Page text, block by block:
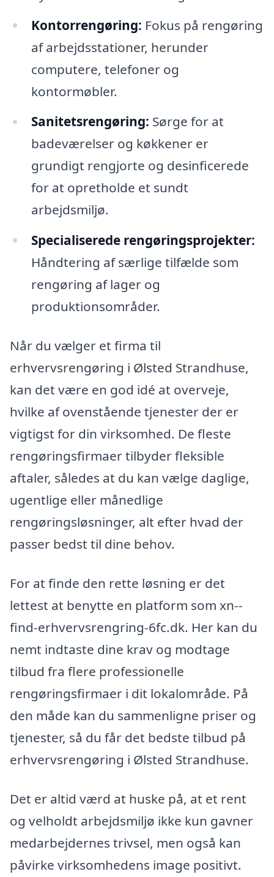
Kontorrengøring: Fokus på rengøring
af arbejdsstationer, herunder
computere, telefoner og
kontormøbler.
Sanitetsrengøring: Sørge for at
badeværelser og køkkener er
grundigt rengjorte og desinficerede
for at opretholde et sundt
arbejdsmiljø.
Specialiserede rengøringsprojekter:
Håndtering af særlige tilfælde som
rengøring af lager og
produktionsområder.
Når du vælger et firma til
erhvervsrengøring i Ølsted Strandhuse,
kan det være en god idé at overveje,
hvilke af ovenstående tjenester der er
vigtigst for din virksomhed. De fleste
rengøringsfirmaer tilbyder fleksible
aftaler, således at du kan vælge daglige,
ugentlige eller månedlige
rengøringsløsninger, alt efter hvad der
passer bedst til dine behov.
For at finde den rette løsning er det
lettest at benytte en platform som xn--
find-erhvervsrengring-6fc.dk. Her kan du
nemt indtaste dine krav og modtage
tilbud fra flere professionelle
rengøringsfirmaer i dit lokalområde. På
den måde kan du sammenligne priser og
tjenester, så du får det bedste tilbud på
erhvervsrengøring i Ølsted Strandhuse.
Det er altid værd at huske på, at et rent
og velholdt arbejdsmiljø ikke kun gavner
medarbejdernes trivsel, men også kan
påvirke virksomhedens image positivt.